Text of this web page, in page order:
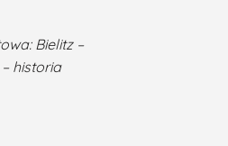
Bielitz –
historia